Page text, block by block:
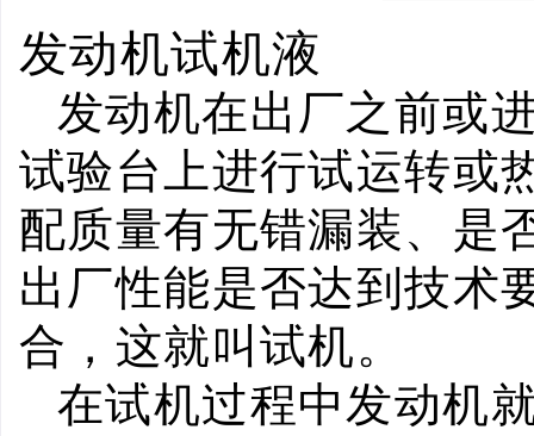
发动机试机液
发动机在出厂之前或
试验台上进行试运转或
配质量有无错漏装、是
出厂性能是否达到技术
合，这就叫试机。
在试机过程中发动机